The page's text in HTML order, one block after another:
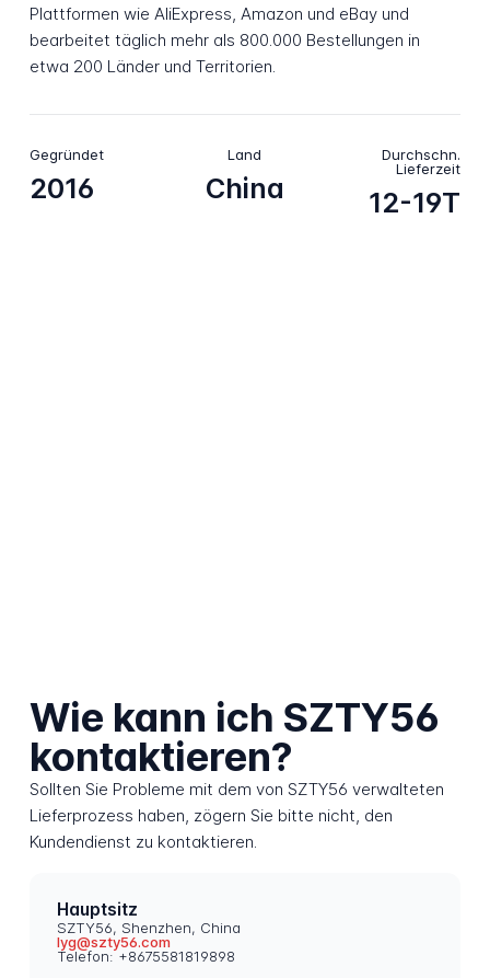
Plattformen wie AliExpress, Amazon und eBay und
bearbeitet täglich mehr als 800.000 Bestellungen in
etwa 200 Länder und Territorien.
Gegründet
2016
Land
China
Durchschn.
Lieferzeit
12-19T
Wie kann ich SZTY56
kontaktieren?
Sollten Sie Probleme mit dem von SZTY56 verwalteten
Lieferprozess haben, zögern Sie bitte nicht, den
Kundendienst zu kontaktieren.
Hauptsitz
SZTY56, Shenzhen, China
lyg@szty56.com
Telefon: +8675581819898